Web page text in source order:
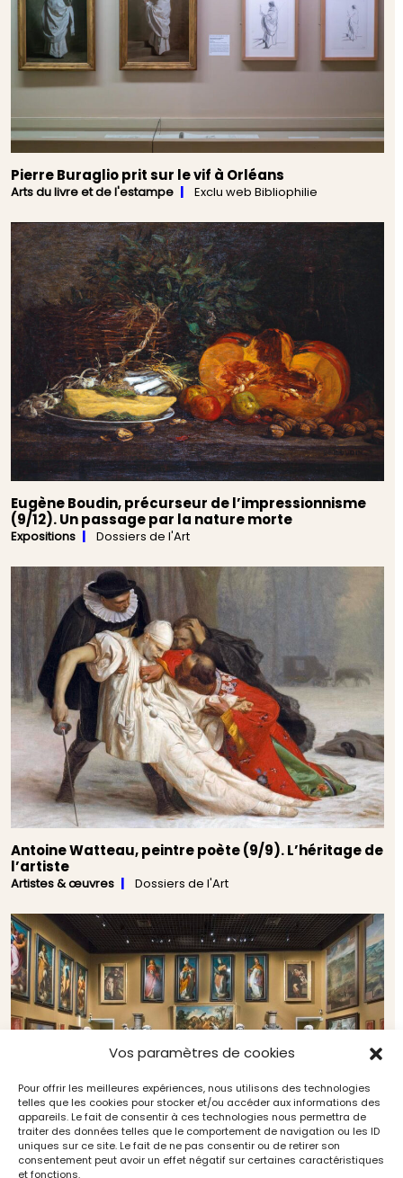
Vos paramètres de cookies
Pour offrir les meilleures expériences, nous utilisons des technologies
telles que les cookies pour stocker et/ou accéder aux informations des
appareils. Le fait de consentir à ces technologies nous permettra de
traiter des données telles que le comportement de navigation ou les ID
uniques sur ce site. Le fait de ne pas consentir ou de retirer son
consentement peut avoir un effet négatif sur certaines caractéristiques
et fonctions.
Pierre Buraglio prit sur le vif à Orléans
Arts du livre et de l'estampe Exclu web Bibliophilie
Eugène Boudin, précurseur de l’impressionnisme
(9/12). Un passage par la nature morte
Expositions Dossiers de l'Art
Antoine Watteau, peintre poète (9/9). L’héritage de
l’artiste
Artistes & œuvres Dossiers de l'Art